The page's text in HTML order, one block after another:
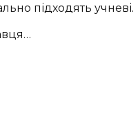
підходять учневі.